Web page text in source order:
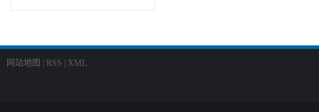
网站地图 | RSS | XML